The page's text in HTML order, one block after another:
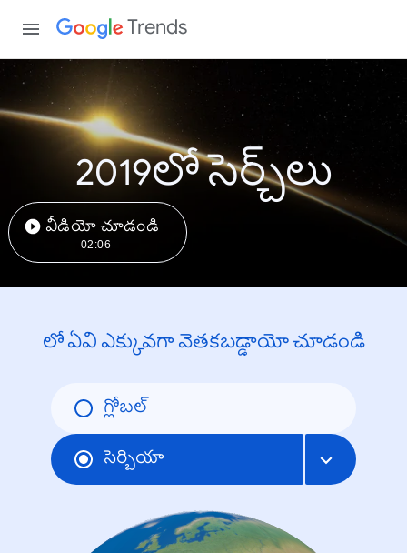
Trends
2019లో సెర్చ్‌లు
వీడియో చూడండి
02:06
లో ఏవి ఎక్కువగా వెతకబడ్డాయో చూడండి
గ్లోబల్
సెర్బియా